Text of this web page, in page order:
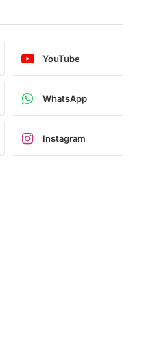
YouTube
WhatsApp
Instagram